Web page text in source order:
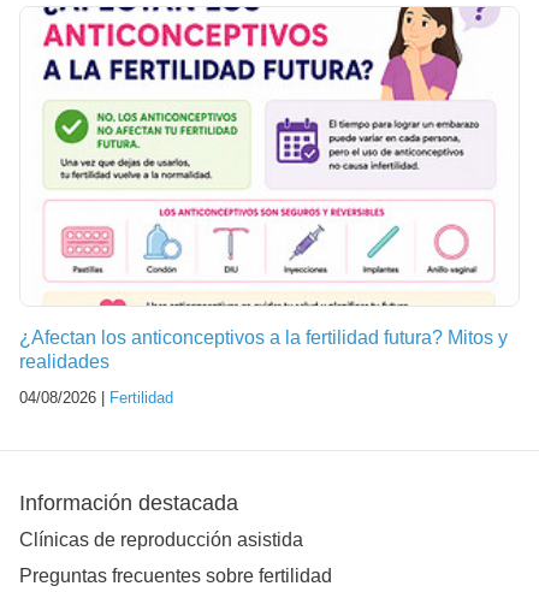
¿Afectan los anticonceptivos a la fertilidad futura? Mitos y
realidades
04/08/2026 | Fertilidad
Información destacada
Clínicas de reproducción asistida
Preguntas frecuentes sobre fertilidad